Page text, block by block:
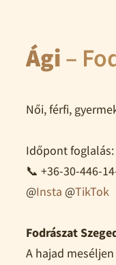
Ági –
Női, férfi,
Időpont foglalás:
📞 +36-30-446-
@Insta @TikTok
Fodrászat
A hajad